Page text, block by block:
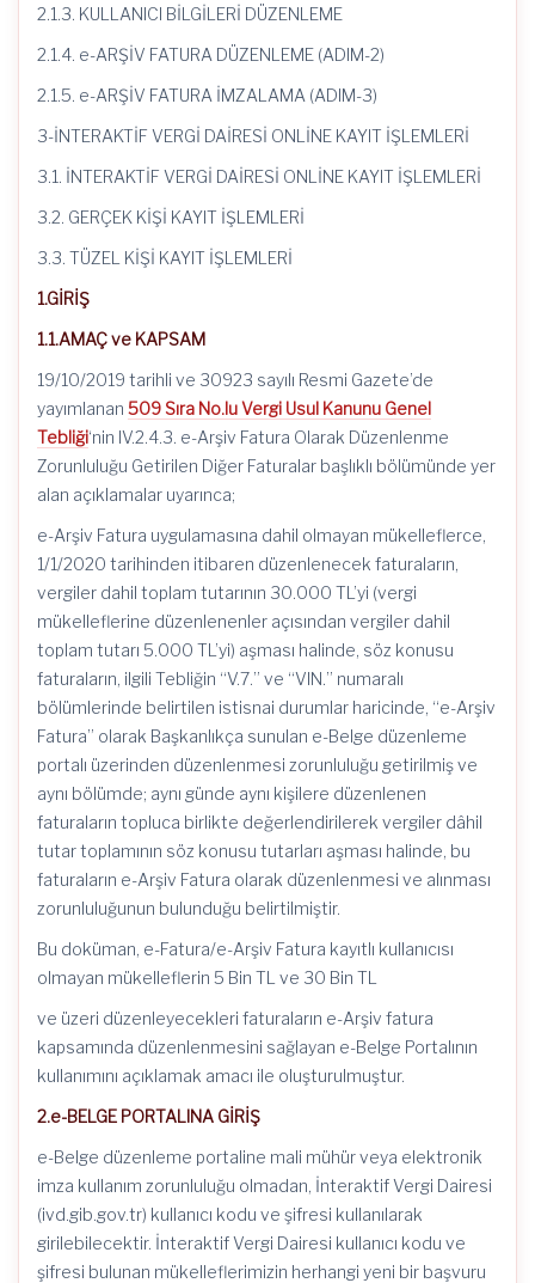
2.1.3. KULLANICI BİLGİLERİ DÜZENLEME
2.1.4. e-ARŞİV FATURA DÜZENLEME (ADIM-2)
2.1.5. e-ARŞİV FATURA İMZALAMA (ADIM-3)
3-İNTERAKTİF VERGİ DAİRESİ ONLİNE KAYIT İŞLEMLERİ
3.1. İNTERAKTİF VERGİ DAİRESİ ONLİNE KAYIT İŞLEMLERİ
3.2. GERÇEK KİŞİ KAYIT İŞLEMLERİ
3.3. TÜZEL KİŞİ KAYIT İŞLEMLERİ
1.GİRİŞ
1.1.AMAÇ ve KAPSAM
19/10/2019 tarihli ve 30923 sayılı Resmi Gazete’de
yayımlanan 509 Sıra No.lu Vergi Usul Kanunu Genel
Tebliği‘nin IV.2.4.3. e-Arşiv Fatura Olarak Düzenlenme
Zorunluluğu Getirilen Diğer Faturalar başlıklı bölümünde yer
alan açıklamalar uyarınca;
e-Arşiv Fatura uygulamasına dahil olmayan mükelleflerce,
1/1/2020 tarihinden itibaren düzenlenecek faturaların,
vergiler dahil toplam tutarının 30.000 TL’yi (vergi
mükelleflerine düzenlenenler açısından vergiler dahil
toplam tutarı 5.000 TL’yi) aşması halinde, söz konusu
faturaların, ilgili Tebliğin “V.7.” ve “VIN.” numaralı
bölümlerinde belirtilen istisnai durumlar haricinde, “e-Arşiv
Fatura” olarak Başkanlıkça sunulan e-Belge düzenleme
portalı üzerinden düzenlenmesi zorunluluğu getirilmiş ve
aynı bölümde; aynı günde aynı kişilere düzenlenen
faturaların topluca birlikte değerlendirilerek vergiler dâhil
tutar toplamının söz konusu tutarları aşması halinde, bu
faturaların e-Arşiv Fatura olarak düzenlenmesi ve alınması
zorunluluğunun bulunduğu belirtilmiştir.
Bu doküman, e-Fatura/e-Arşiv Fatura kayıtlı kullanıcısı
olmayan mükelleflerin 5 Bin TL ve 30 Bin TL
ve üzeri düzenleyecekleri faturaların e-Arşiv fatura
kapsamında düzenlenmesini sağlayan e-Belge Portalının
kullanımını açıklamak amacı ile oluşturulmuştur.
2.e-BELGE PORTALINA GİRİŞ
e-Belge düzenleme portaline mali mühür veya elektronik
imza kullanım zorunluluğu olmadan, İnteraktif Vergi Dairesi
(ivd.gib.gov.tr) kullanıcı kodu ve şifresi kullanılarak
girilebilecektir. İnteraktif Vergi Dairesi kullanıcı kodu ve
şifresi bulunan mükelleflerimizin herhangi yeni bir başvuru